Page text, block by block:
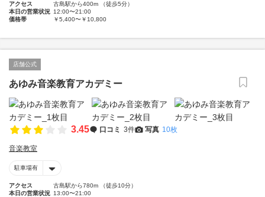
アクセス
古島駅から400m （徒歩5分）
本日の営業状況 12:00〜21:00
価格帯
￥5,400〜￥10,800
店舗公式
あゆみ音楽教育アカデミー
3.45 口コミ 3件 写真 10枚
音楽教室
駐車場有
アクセス
古島駅から780m （徒歩10分）
本日の営業状況 13:00〜21:00